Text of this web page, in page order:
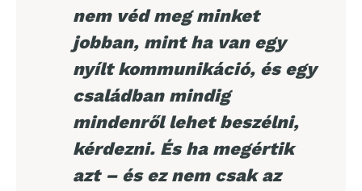
nem véd meg minket
jobban, mint ha van egy
nyílt kommunikáció, és egy
családban mindig
mindenről lehet beszélni,
kérdezni. És ha megértik
azt – és ez nem csak az